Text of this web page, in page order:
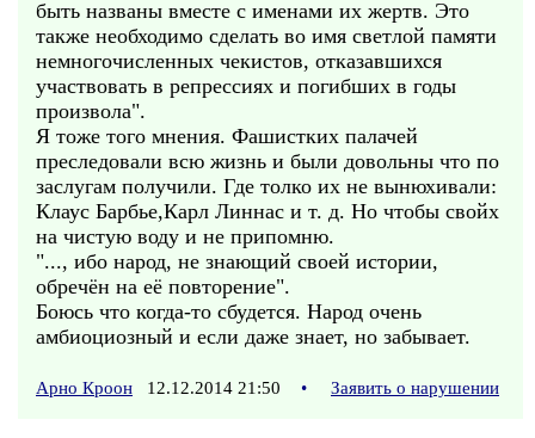
быть названы вместе с именами их жертв. Это
также необходимо сделать во имя светлой памяти
немногочисленных чекистов, отказавшихся
участвовать в репрессиях и погибших в годы
произвола".
Я тоже того мнения. Фашистких палачей
преcледовали всю жизнь и были довольны что по
заслугам получили. Где толко их не вынюхивали:
Клаус Барбье,Карл Линнас и т. д. Но чтобы свойх
на чистую воду и не припомню.
"..., ибо народ, не знающий своей истории,
обречён на её повторение".
Боюсь что когда-то сбудется. Народ очень
амбиоциозный и если даже знает, но забывает.
Арно Кроон 12.12.2014 21:50 • Заявить о нарушении